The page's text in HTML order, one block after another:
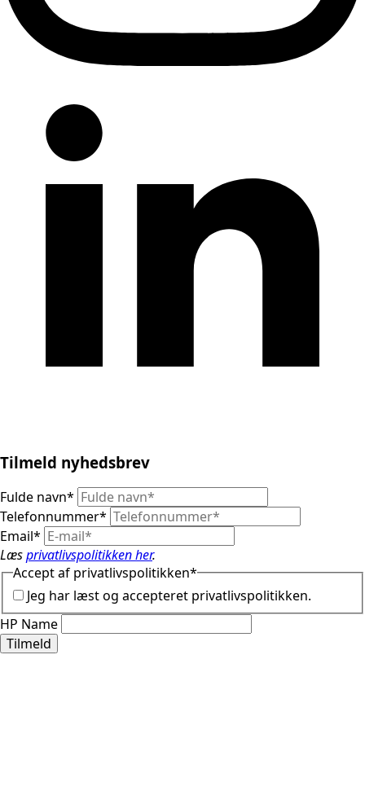
Tilmeld nyhedsbrev
Fulde navn*
Telefonnummer*
Email*
Læsprivatlivspolitikken her.
Accept af privatlivspolitikken*
Jeg har læst og accepteret privatlivspolitikken.
HP Name
Tilmeld